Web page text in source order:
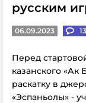
русским
06.09.2023 13
Перед
казанского «Ак
раскатку в
«Эспаньолы» -